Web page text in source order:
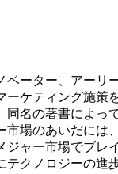
ーター、アーリ
ケティング施策
名の著書によっ
場のあいだには
ャー市場でブレ
クノロジーの進